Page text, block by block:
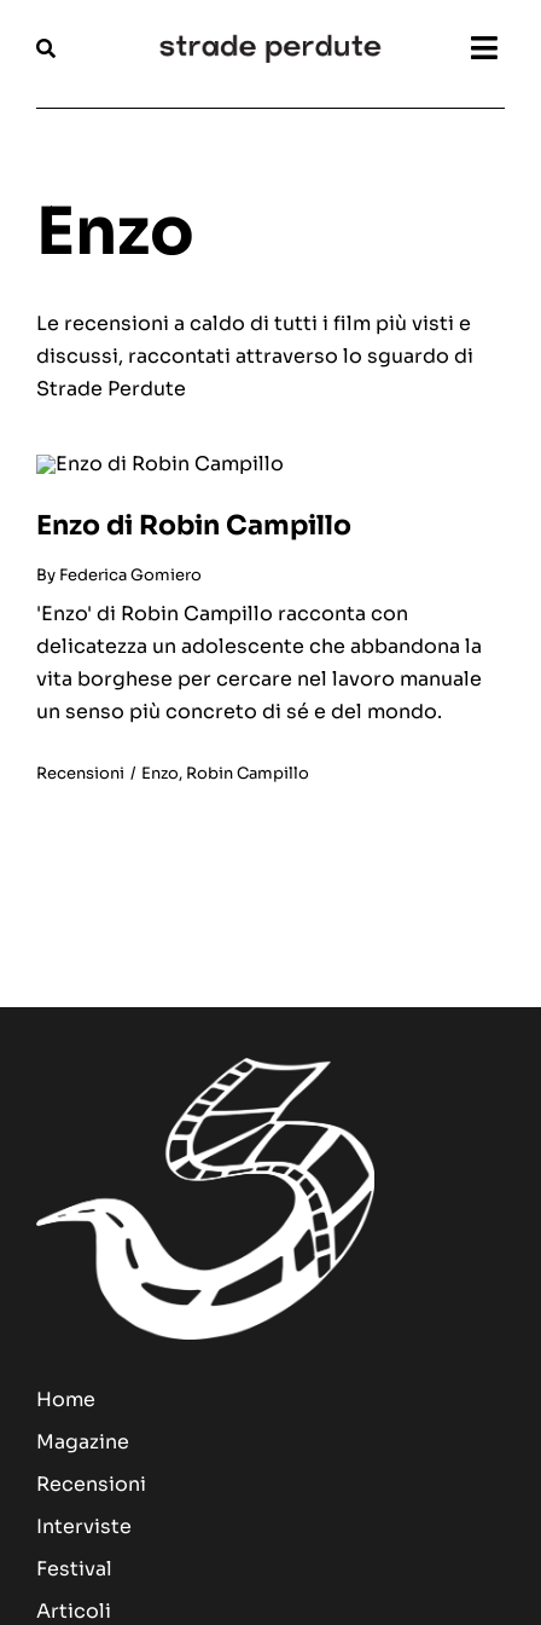
Magazine
Interviste
Articoli
Chi siamo
Enzo
Le recensioni a caldo di tutti i film più visti e
discussi, raccontati attraverso lo sguardo di
Strade Perdute
Enzo di Robin Campillo
By Federica Gomiero
'Enzo' di Robin Campillo racconta con
delicatezza un adolescente che abbandona la
vita borghese per cercare nel lavoro manuale
un senso più concreto di sé e del mondo.
Recensioni / Enzo, Robin Campillo
Home
Magazine
Recensioni
Interviste
Festival
Articoli